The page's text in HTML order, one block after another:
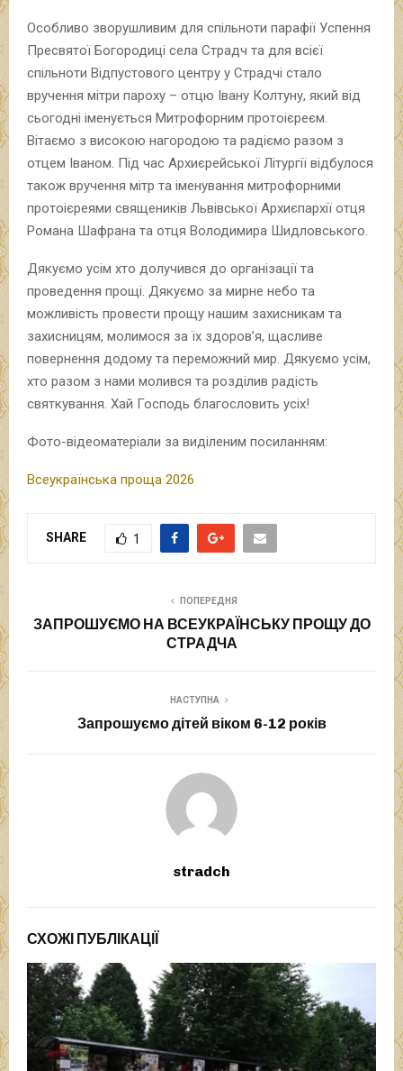
Особливо зворушливим для спільноти парафії Успення
Пресвятої Богородиці села Страдч та для всієї
спільноти Відпустового центру у Страдчі стало
вручення мітри пароху – отцю Івану Колтуну, який від
сьогодні іменується Митрофорним протоієреєм.
Вітаємо з високою нагородою та радіємо разом з
отцем Іваном. Під час Архиєрейської Літургії відбулося
також вручення мітр та іменування митрофорними
протоієреями священиків Львівської Архиєпархії отця
Романа Шафрана та отця Володимира Шидловського.
Дякуємо усім хто долучився до організації та
проведення прощі. Дякуємо за мирне небо та
можливість провести прощу нашим захисникам та
захисницям, молимося за їх здоров’я, щасливе
повернення додому та переможний мир. Дякуємо усім,
хто разом з нами молився та розділив радість
святкування. Хай Господь благословить усіх!
Фото-відеоматеріали за виділеним посиланням:
Всеукраїнська проща 2026
SHARE 1
ПОПЕРЕДНЯ
ЗАПРОШУЄМО НА ВСЕУКРАЇНСЬКУ ПРОЩУ ДО
СТРАДЧА
НАСТУПНА
Запрошуємо дітей віком 6-12 років
stradch
СХОЖІ ПУБЛІКАЦІЇ